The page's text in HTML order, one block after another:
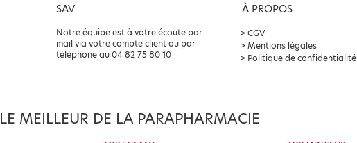
SAV
Notre équipe est à votre écoute par
mail via votre compte client ou par
téléphone au 04 82 75 80 10
À PROPOS
CGV
Mentions légales
Politique de confidentialité
LE MEILLEUR DE LA PARAPHARMACIE